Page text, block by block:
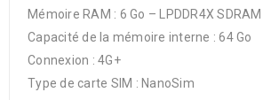
Mémoire RAM : 6 Go – LPDDR4X SDRAM
Capacité de la mémoire interne : 64 Go
Connexion : 4G+
Type de carte SIM : NanoSim